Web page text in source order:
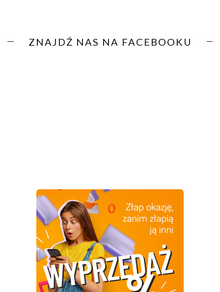
ZNAJDŹ NAS NA FACEBOOKU